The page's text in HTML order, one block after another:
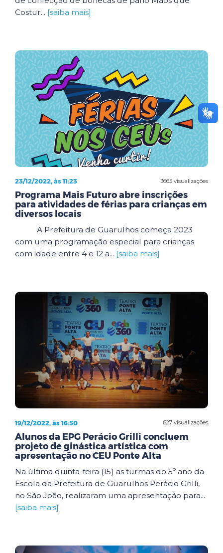
Costur... [saiba mais]
3665 visualizações
23/12/2022, às 11:23
Programa Mais Futuro abre inscrições
para atividades de férias para crianças em
diversos locais
A Prefeitura de Guarulhos começa 2023
com uma programação especial para crianças
com idade entre 4 e 12 a... [saiba mais]
827 visualizações
19/12/2022, às 16:50
Alunos da EPG Perácio Grilli concluem
projeto de ginástica artística com
apresentação no CEU Ponte Alta
Na última quinta-feira (15) as turmas do 5º ano da
Escola da Prefeitura de Guarulhos Perácio Grilli,
no São João, realizaram uma apresentação para...
[saiba mais]